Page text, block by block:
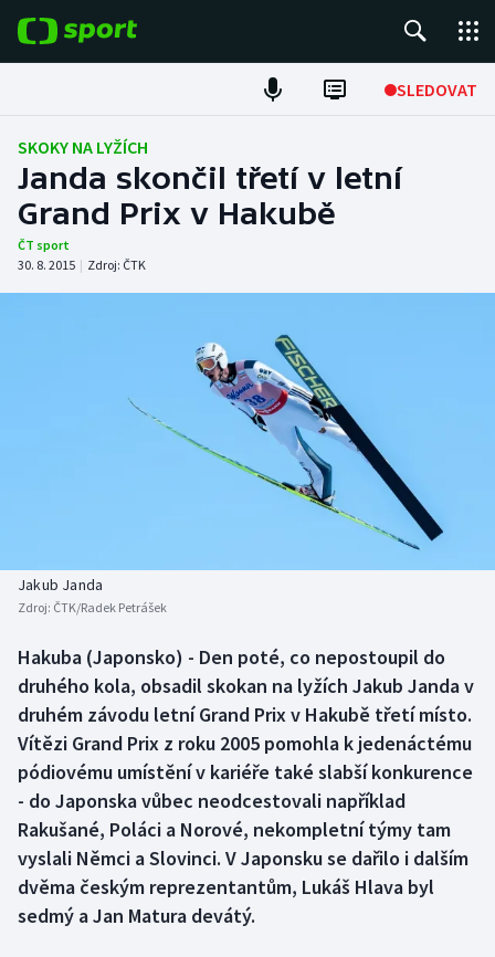
SLEDOVAT
Fotbal
Hokej
Tenis
Atletika
DALŠÍ SPORTY
Biatlon
Boby a skeleton
Box
Curling
Dostihy
Florbal
Aplikace ČT sport
AZ kvíz
SKOKY NA LYŽÍCH
Janda skončil třetí v letní
Grand Prix v Hakubě
ČT sport
30. 8. 2015 | Zdroj: ČTK
Jakub Janda
Zdroj: ČTK/Radek Petrášek
Hakuba (Japonsko) - Den poté, co nepostoupil do
druhého kola, obsadil skokan na lyžích Jakub Janda v
druhém závodu letní Grand Prix v Hakubě třetí místo.
Vítězi Grand Prix z roku 2005 pomohla k jedenáctému
pódiovému umístění v kariéře také slabší konkurence
- do Japonska vůbec neodcestovali například
Rakušané, Poláci a Norové, nekompletní týmy tam
vyslali Němci a Slovinci. V Japonsku se dařilo i dalším
dvěma českým reprezentantům, Lukáš Hlava byl
sedmý a Jan Matura devátý.